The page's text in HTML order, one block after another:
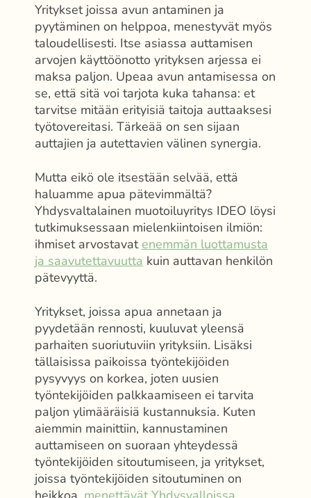
Yritykset joissa avun antaminen ja
pyytäminen on helppoa, menestyvät myös
taloudellisesti. Itse asiassa auttamisen
arvojen käyttöönotto yrityksen arjessa ei
maksa paljon. Upeaa avun antamisessa on
se, että sitä voi tarjota kuka tahansa: et
tarvitse mitään erityisiä taitoja auttaaksesi
työtovereitasi. Tärkeää on sen sijaan
auttajien ja autettavien välinen synergia.
Mutta eikö ole itsestään selvää, että
haluamme apua pätevimmältä?
Yhdysvaltalainen muotoiluyritys IDEO löysi
tutkimuksessaan mielenkiintoisen ilmiön:
ihmiset arvostavat enemmän luottamusta
ja saavutettavuutta kuin auttavan henkilön
pätevyyttä.
Yritykset, joissa apua annetaan ja
pyydetään rennosti, kuuluvat yleensä
parhaiten suoriutuviin yrityksiin. Lisäksi
tällaisissa paikoissa työntekijöiden
pysyvyys on korkea, joten uusien
työntekijöiden palkkaamiseen ei tarvita
paljon ylimääräisiä kustannuksia. Kuten
aiemmin mainittiin, kannustaminen
auttamiseen on suoraan yhteydessä
työntekijöiden sitoutumiseen, ja yritykset,
joissa työntekijöiden sitoutuminen on